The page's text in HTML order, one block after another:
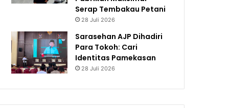
Serap Tembakau Petani
28 Juli 2026
Sarasehan AJP Dihadiri
Para Tokoh: Cari
Identitas Pamekasan
28 Juli 2026